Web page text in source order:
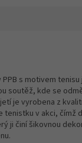
s motivem
soutěž, kde se
je vyrobena z
v akci, čímž
ji činí šikovnou